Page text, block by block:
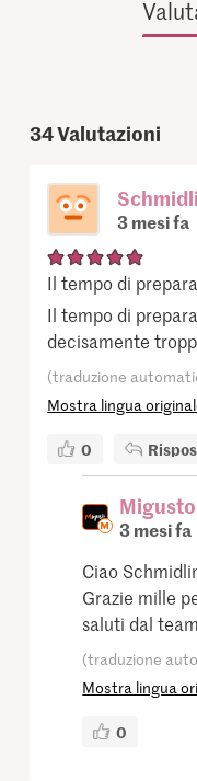
34Valutazioni
3 mesi fa
Il tempo di
Il tempo di
decisamente
(traduzione
Mostra lingua
0
3 mesi fa
Ciao
Grazie mille
saluti dal
(traduzione
Mostra lingua
0